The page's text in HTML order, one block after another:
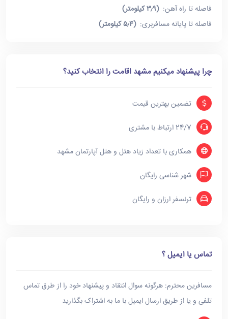
فاصله تا راه آهن:(۳٫۹ کیلومتر)
فاصله تا پایانه مسافربری:(۵٫۴ کیلومتر)
چرا پیشنهاد میکنیم مشهد اقامت را انتخاب کنید؟
تضمین بهترین قیمت
24/7 ارتباط با مشتری
همکاری با تعداد زیاد هتل و هتل آپارتمان مشهد
شهر شناسی رایگان
ترنسفر ارزان و رایگان
تماس یا ایمیل ؟
مسافرین محترم: هرگونه سوال انتقاد و پیشنهاد خود را از طرق تماس
تلفی و یا از طریق ارسال ایمیل با ما به اشتراک بگذارید